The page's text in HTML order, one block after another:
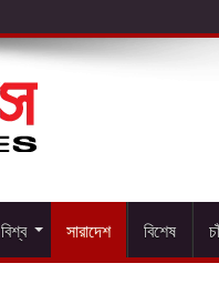
বিশ্ব সারাদেশ বিশেষ